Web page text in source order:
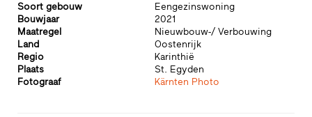
Soort gebouw
Eengezinswoning
Bouwjaar
2021
Maatregel
Nieuwbouw-/ Verbouwing
Land
Oostenrijk
Regio
Karinthië
Plaats
St. Egyden
Fotograaf
Kärnten Photo